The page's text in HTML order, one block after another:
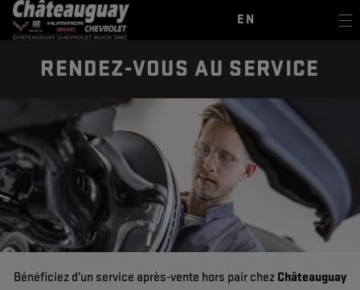
EN
RENDEZ-VOUS AU SERVICE
Bénéficiez d’un service après-vente hors pair chez Châteauguay